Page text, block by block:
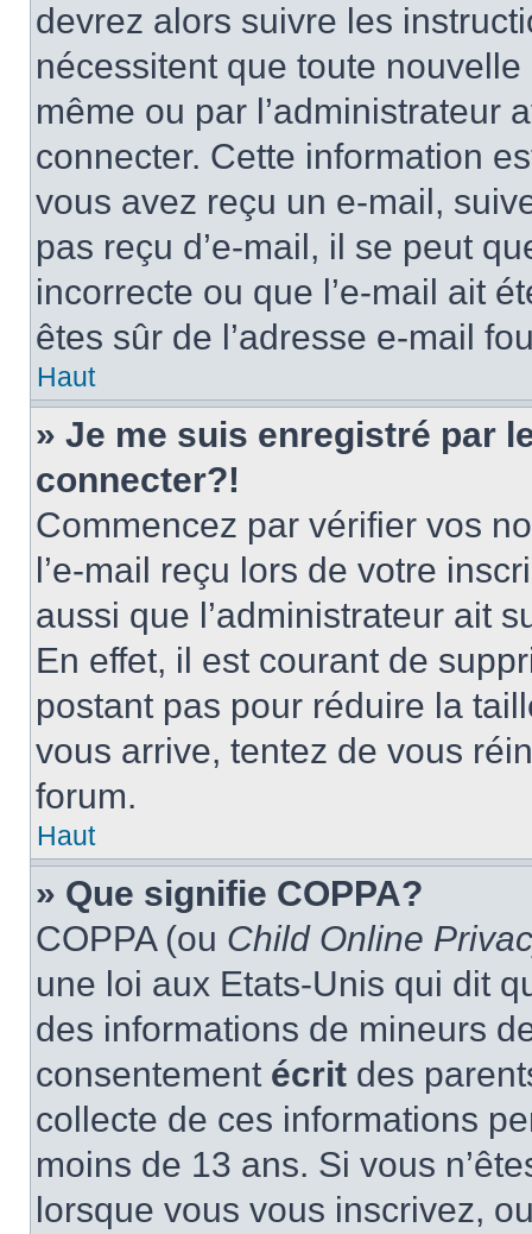
devrez alors suivre les
nécessitent que toute
même ou par l’administrateur
connecter. Cette information
vous avez reçu un e-mail,
pas reçu d’e-mail, il se peut
incorrecte ou que l’e-mail ait
êtes sûr de l’adresse e-mail
Haut
» Je me suis enregistré par
connecter?!
Commencez par vérifier vos
l’e-mail reçu lors de votre
aussi que l’administrateur ait
En effet, il est courant de
postant pas pour réduire la
vous arrive, tentez de vous
forum.
Haut
» Que signifie COPPA?
COPPA (ou Child Online
une loi aux Etats-Unis qui dit
des informations de mineurs
consentement écrit des
collecte de ces informations
moins de 13 ans. Si vous
lorsque vous vous inscrivez,